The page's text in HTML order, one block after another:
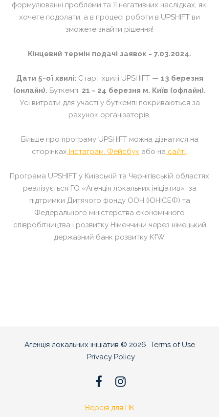
формулюванні проблеми та її негативних наслідках, які
хочете подолати, а в процесі роботи в UPSHIFT ви
зможете знайти рішення!
Кінцевий термін подачі заявок - 7.03.2024.
Дати 5-ої хвилі: Старт хвилі UPSHIFT — 13 березня
(онлайн). Буткемп: 21 - 24 березня м. Київ (офлайн).
Усі витрати для участі у буткемпі покриваються за
рахунок організаторів.
Більше про програму UPSHIFT можна дізнатися на
сторінках Інстаграм, Фейсбук або на сайті.
Програма UPSHIFT у Київській та Чернігівській областях
реалізується ГО «Агенція локальних ініціатив» за
підтримки Дитячого фонду ООН (ЮНІСЕФ) та
Федерального міністерства економічного
співробітництва і розвитку Німеччини через німецький
державний банк розвитку KfW.
Агенція локальних ініціатив © 2026 Terms of Use
Privacy Policy
Версія для ПК